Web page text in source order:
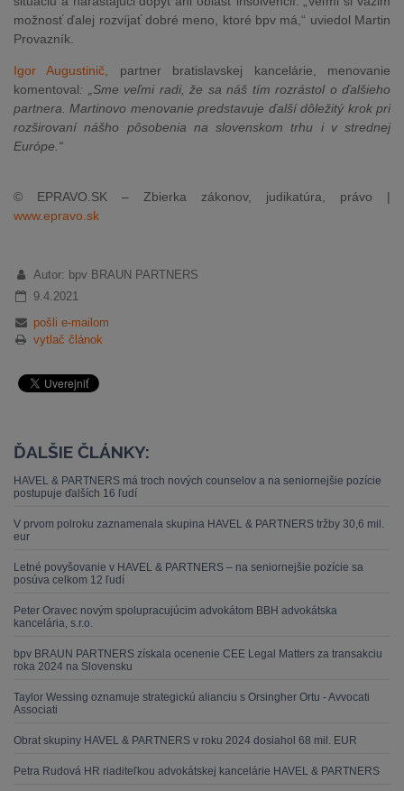
možnosť ďalej rozvíjať dobré meno, ktoré bpv má,“ uviedol Martin
Provazník.
Igor Augustinič , partner bratislavskej kancelárie, menovanie
komentoval: „Sme veľmi radi, že sa náš tím rozrástol o ďalšieho
partnera. Martinovo menovanie predstavuje ďalší dôležitý krok pri
rozširovaní nášho pôsobenia na slovenskom trhu i v strednej
Európe.“
© EPRAVO.SK – Zbierka zákonov, judikatúra, právo |
www.epravo.sk
Autor: bpv BRAUN PARTNERS
9.4.2021
pošli e-mailom
vytlač článok
ĎALŠIE ČLÁNKY:
HAVEL & PARTNERS má troch nových counselov a na seniornejšie pozície
postupuje ďalších 16 ľudí
V prvom polroku zaznamenala skupina HAVEL & PARTNERS tržby 30,6 mil.
eur
Letné povyšovanie v HAVEL & PARTNERS – na seniornejšie pozície sa
posúva celkom 12 ľudí
Peter Oravec novým spolupracujúcim advokátom BBH advokátska
kancelária, s.r.o.
bpv BRAUN PARTNERS získala ocenenie CEE Legal Matters za transakciu
roka 2024 na Slovensku
Taylor Wessing oznamuje strategickú alianciu s Orsingher Ortu - Avvocati
Associati
Obrat skupiny HAVEL & PARTNERS v roku 2024 dosiahol 68 mil. EUR
Petra Rudová HR riaditeľkou advokátskej kancelárie HAVEL & PARTNERS